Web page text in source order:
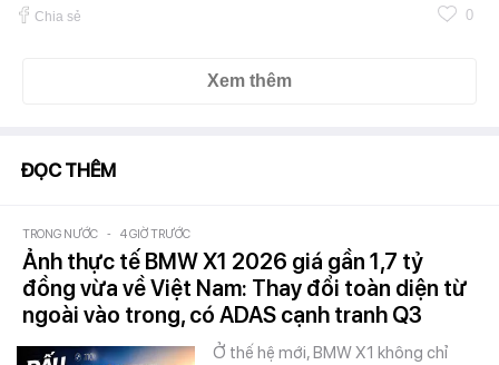
Chia sẻ 0
Xem thêm
ĐỌC THÊM
TRONG NƯỚC - 4 GIỜ TRƯỚC
Ảnh thực tế BMW X1 2026 giá gần 1,7 tỷ
đồng vừa về Việt Nam: Thay đổi toàn diện từ
ngoài vào trong, có ADAS cạnh tranh Q3
Ở thế hệ mới, BMW X1 không chỉ